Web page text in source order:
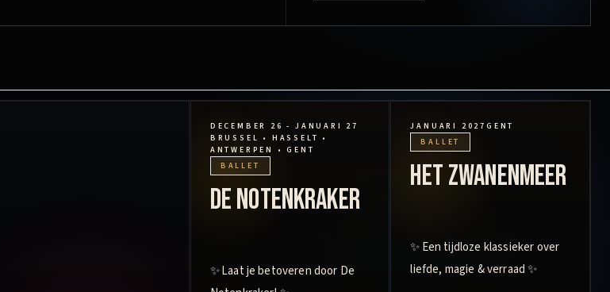
DECEMBER 26 - JANUARI 27
BRUSSEL • HASSELT •
ANTWERPEN • GENT
BALLET
De Notenkraker
✨ Laat je betoveren door De
JANUARI 2027 GENT
BALLET
Het Zwanenmeer
✨ Een tijdloze klassieker over
liefde, magie & verraad ✨